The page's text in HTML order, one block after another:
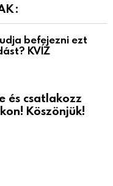
befejezni ezt
KVÍZ
és csatlakozz
Köszönjük!